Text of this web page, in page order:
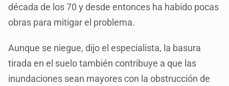
década de los 70 y desde entonces ha habido pocas
obras para mitigar el problema.
Aunque se niegue, dijo el especialista, la basura
tirada en el suelo también contribuye a que las
inundaciones sean mayores con la obstrucción de